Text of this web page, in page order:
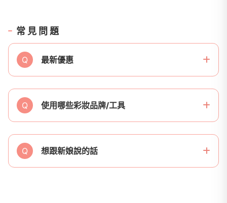
常見問題
Q 最新優惠
Q 使用哪些彩妝品牌/工具
Q 想跟新娘說的話